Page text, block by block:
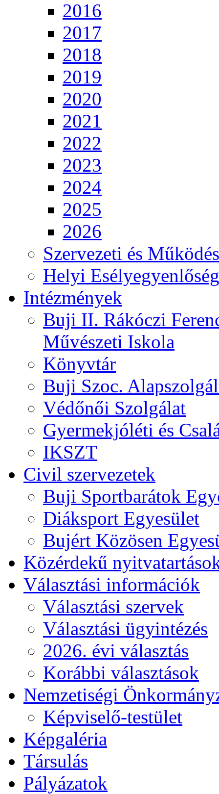
2016
2017
2018
2019
2020
2021
2022
2023
2024
2025
2026
Szervezeti és
Helyi
Intézmények
Buji II. Rákóczi
Művészeti Iskola
Könyvtár
Buji Szoc.
Védőnői Szolgálat
Gyermekjóléti és
IKSZT
Civil szervezetek
Buji Sportbarátok
Diáksport Egyesület
Bujért Közösen
Közérdekű
Választási információk
Választási szervek
Választási ügyintézés
2026. évi választás
Korábbi választások
Nemzetiségi
Képviselő-testület
Képgaléria
Társulás
Pályázatok